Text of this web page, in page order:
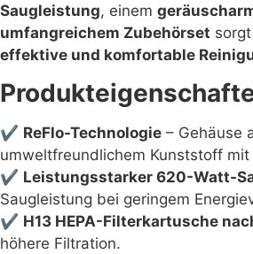
Saugleistung, einem
umfangreichem Zubehörset
effektive und komfortable
✔ ReFlo-Technologie – Gehäuse
umweltfreundlichem Kunststoff mit
✔ Leistungsstarker 620-Watt-
Saugleistung bei geringem
✔ H13 HEPA-Filterkartusche
höhere Filtration.